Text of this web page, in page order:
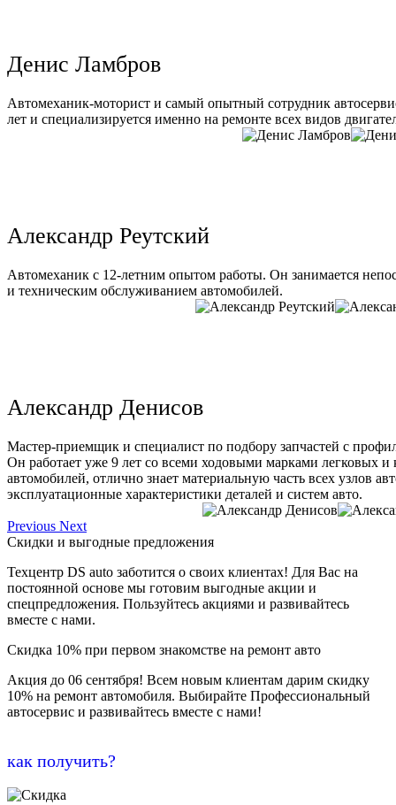
Денис Ламбров
Автомеханик-моторист и самый опытный сотрудник
лет и специализируется именно на ремонте всех видов
Александр Реутский
Автомеханик с 12-летним опытом работы. Он занимается
и техническим обслуживанием автомобилей.
Александр Денисов
Мастер-приемщик и специалист по подбору запчастей с
Он работает уже 9 лет со всеми ходовыми марками легковых и
автомобилей, отлично знает материальную часть всех узлов
эксплуатационные характеристики деталей и систем авто.
Previous Next
Скидки и выгодные предложения
Техцентр DS auto заботится о своих клиентах! Для Вас на
постоянной основе мы готовим выгодные акции и
спецпредложения. Пользуйтесь акциями и развивайтесь
вместе с нами.
Скидка 10% при первом знакомстве на ремонт авто
Акция до 06 сентября! Всем новым клиентам дарим скидку
10% на ремонт автомобиля. Выбирайте Профессиональный
автосервис и развивайтесь вместе с нами!
как получить?